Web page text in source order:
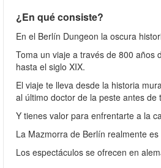
¿En qué consiste?
En el Berlín Dungeon la oscura
Toma un viaje a través de 800 años
hasta el siglo XIX.
El viaje te lleva desde la historia
al último doctor de la peste antes
Y tienes valor para enfrentarte a la
La Mazmorra de Berlín realmente
Los espectáculos se ofrecen en